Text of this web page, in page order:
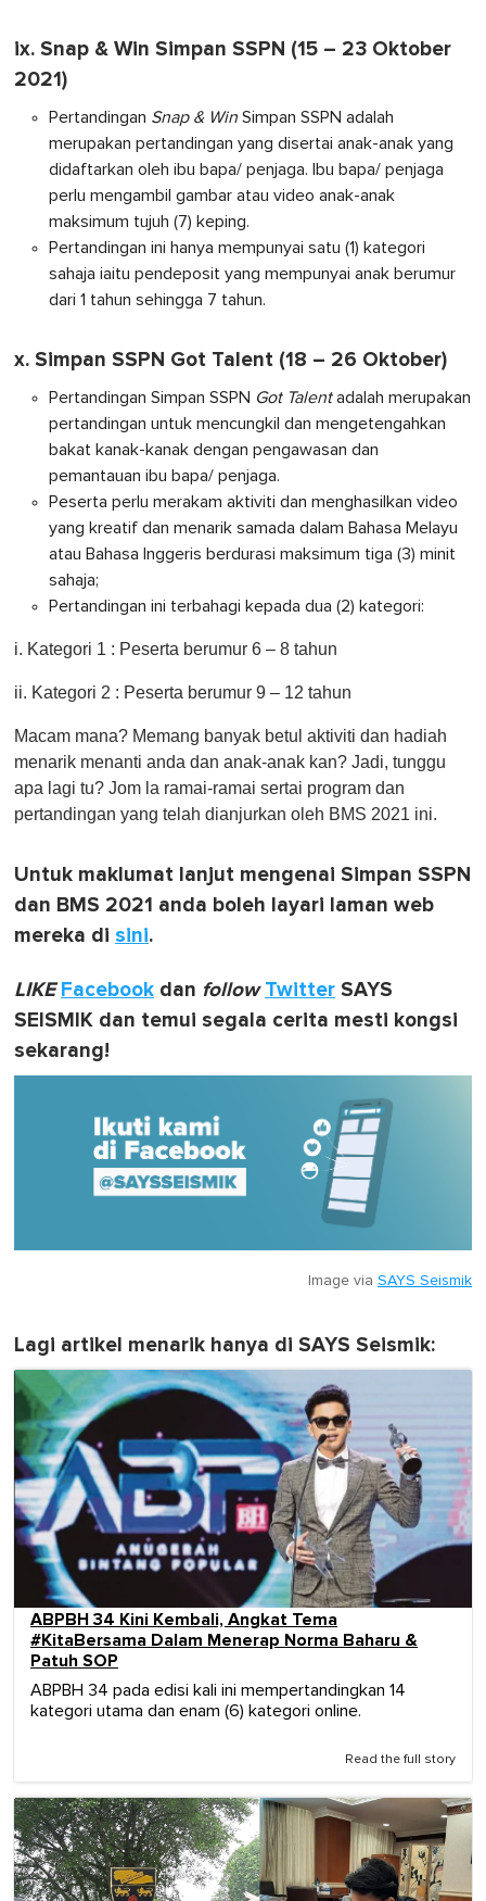
ix. Snap & Win Simpan SSPN (15 – 23 Oktober
2021)
Pertandingan Snap & Win Simpan SSPN adalah
merupakan pertandingan yang disertai anak-anak yang
didaftarkan oleh ibu bapa/ penjaga. Ibu bapa/ penjaga
perlu mengambil gambar atau video anak-anak
maksimum tujuh (7) keping.
Pertandingan ini hanya mempunyai satu (1) kategori
sahaja iaitu pendeposit yang mempunyai anak berumur
dari 1 tahun sehingga 7 tahun.
x. Simpan SSPN Got Talent (18 – 26 Oktober)
Pertandingan Simpan SSPN Got Talentadalah merupakan
pertandingan untuk mencungkil dan mengetengahkan
bakat kanak-kanak dengan pengawasan dan
pemantauan ibu bapa/ penjaga.
Peserta perlu merakam aktiviti dan menghasilkan video
yang kreatif dan menarik samada dalam Bahasa Melayu
atau Bahasa Inggeris berdurasi maksimum tiga (3) minit
sahaja;
Pertandingan ini terbahagi kepada dua (2) kategori:
i. Kategori 1 : Peserta berumur 6 – 8 tahun
ii. Kategori 2 : Peserta berumur 9 – 12 tahun
Macam mana? Memang banyak betul aktiviti dan hadiah
menarik menanti anda dan anak-anak kan? Jadi, tunggu
apa lagi tu? Jom la ramai-ramai sertai program dan
pertandingan yang telah dianjurkan oleh BMS 2021 ini.
Untuk maklumat lanjut mengenai Simpan SSPN
dan BMS 2021 anda boleh layari laman web
mereka di sini.
LIKE Facebook dan follow Twitter SAYS
SEISMIK dan temui segala cerita mesti kongsi
sekarang!
Image via SAYS Seismik
Lagi artikel menarik hanya di SAYS Seismik:
ABPBH 34 Kini Kembali, Angkat Tema
#KitaBersama Dalam Menerap Norma Baharu &
Patuh SOP
ABPBH 34 pada edisi kali ini mempertandingkan 14
kategori utama dan enam (6) kategori online.
Read the full story